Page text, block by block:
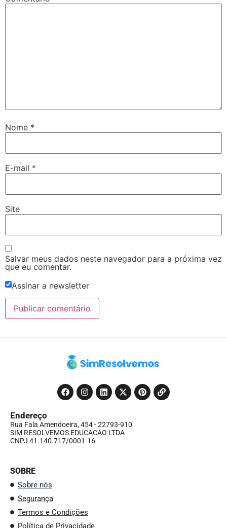
Nome *
E-mail *
Site
Salvar meus dados neste navegador para a próxima vez
que eu comentar.
Assinar a newsletter
Endereço
Rua Fala Amendoeira, 454 - 22793-910
SIM RESOLVEMOS EDUCACAO LTDA
CNPJ 41.140.717/0001-16
SOBRE
Sobre nós
Segurança
Termos e Condições
Política de Privacidade